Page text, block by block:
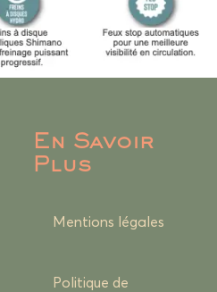
En Savoir
Plus
Mentions légales
Politique de